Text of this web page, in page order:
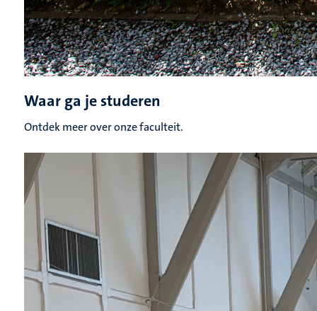
Waar ga je studeren
Ontdek meer over onze faculteit.